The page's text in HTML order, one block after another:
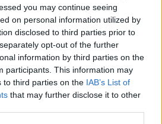
you may continue seeing
on personal information utilized by
disclosed to third parties prior to
opt-out of the further
information by third parties on the
participants. This information may
to third parties on the IAB’s List of
that may further disclose it to other
között élt Louis Comfort
ben Siegfried Bing
a galériatulajdonos
európai
A Tiffany hamarosan
név lett, a
"Jugendstil" atyjaként